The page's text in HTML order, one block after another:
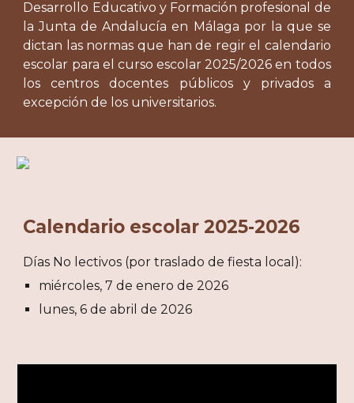
Desarrollo Educativo y Formación profesional de
la Junta de Andalucía en Málaga por la que se
dictan las normas que han de regir el calendario
escolar para el curso escolar 2025/2026 en todos
los centros docentes públicos y privados a
excepción de los universitarios.
Calendario escolar 2025-2026
Días No lectivos (por traslado de fiesta local):
miércoles, 7 de enero de 2026
lunes, 6 de abril de 2026